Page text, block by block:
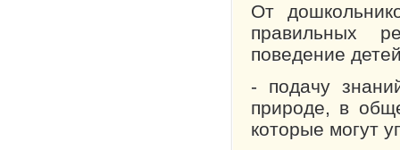
От
правильных
поведение
- подачу
природе, в
которые могут